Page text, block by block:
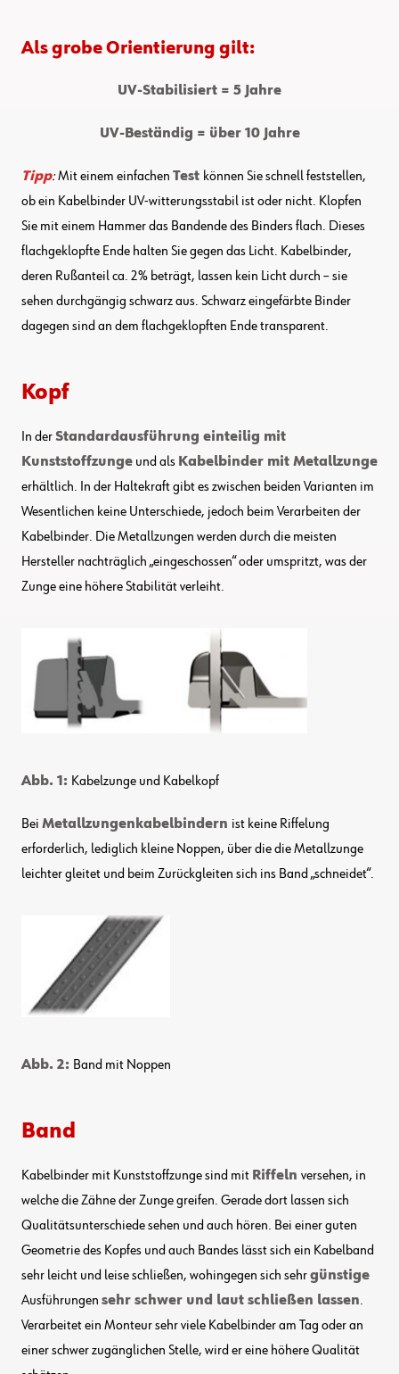
Als grobe Orientierung gilt:
UV-Stabilisiert = 5 Jahre
UV-Beständig = über 10 Jahre
Tipp:Mit einem einfachen Test können Sie schnell feststellen,
ob ein Kabelbinder UV-witterungsstabil ist oder nicht. Klopfen
Sie mit einem Hammer das Bandende des Binders flach. Dieses
flachgeklopfte Ende halten Sie gegen das Licht. Kabelbinder,
deren Rußanteil ca. 2% beträgt, lassen kein Licht durch – sie
sehen durchgängig schwarz aus. Schwarz eingefärbte Binder
dagegen sind an dem flachgeklopften Ende transparent.
Kopf
In derStandardausführung einteilig mit
Kunststoffzunge und als Kabelbinder mit Metallzunge
erhältlich. In der Haltekraft gibt es zwischen beiden Varianten im
Wesentlichen keine Unterschiede, jedoch beim Verarbeiten der
Kabelbinder. Die Metallzungen werden durch die meisten
Hersteller nachträglich „eingeschossen“ oder umspritzt, was der
Zunge eine höhere Stabilität verleiht.
Abb. 1: Kabelzunge und Kabelkopf
Bei Metallzungenkabelbindern ist keine Riffelung
erforderlich, lediglich kleine Noppen, über die die Metallzunge
leichter gleitet und beim Zurückgleiten sich ins Band „schneidet“.
Abb. 2: Band mit Noppen
Band
Kabelbinder mit Kunststoffzunge sind mit Riffeln versehen, in
welche die Zähne der Zunge greifen. Gerade dort lassen sich
Qualitätsunterschiede sehen und auch hören. Bei einer guten
Geometrie des Kopfes und auch Bandes lässt sich ein Kabelband
sehr leicht und leise schließen, wohingegen sich sehrgünstige
Ausführungen sehr schwer und laut schließen lassen.
Verarbeitet ein Monteur sehr viele Kabelbinder am Tag oder an
einer schwer zugänglichen Stelle, wird er eine höhere Qualität